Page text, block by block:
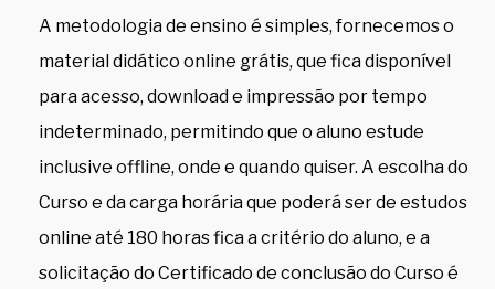
A metodologia de ensino é simples, fornecemos o
material didático online grátis, que fica disponível
para acesso, download e impressão por tempo
indeterminado, permitindo que o aluno estude
inclusive offline, onde e quando quiser. A escolha do
Curso e da carga horária que poderá ser de estudos
online até 180 horas fica a critério do aluno, e a
solicitação do Certificado de conclusão do Curso é